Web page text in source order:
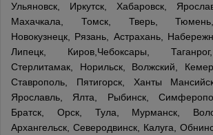
Ульяновск, Иркутск, Хабаровск,
Махачкала, Томск, Тверь, Тюмень,
Новокузнецк, Рязань, Астрахань,
Липецк, Киров,Чебоксары,
Стерлитамак, Норильск, Волжский,
Ставрополь, Пятигорск, Ханты
Ярославль, Ялта, Рыбинск,
Братск, Орск, Тула, Мурманск,
Архангельск, Северодвинск, Калуга,